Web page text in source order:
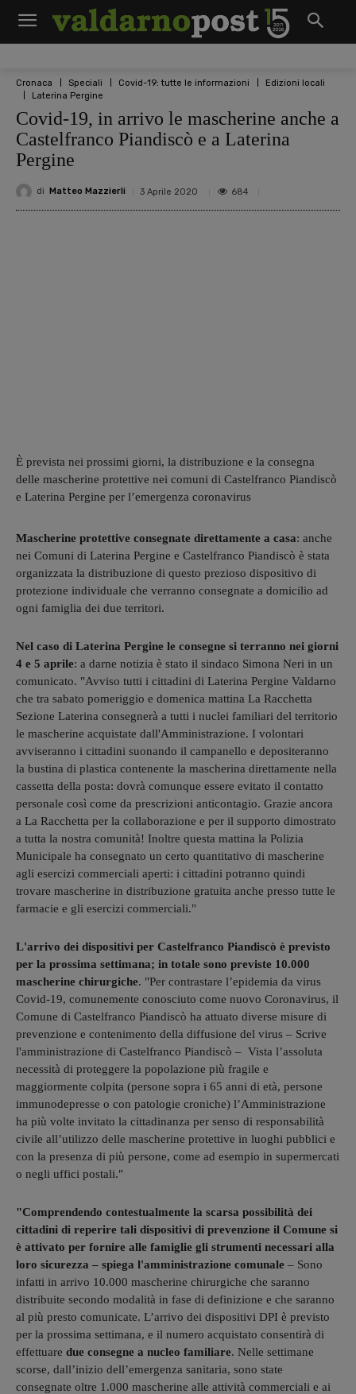
Cronaca Speciali Covid-19: tutte le informazioni
Edizioni locali
Laterina Pergine
Covid-19, in arrivo le mascherine anche a
Castelfranco Piandiscò e a Laterina
Pergine
di Matteo Mazzierli 3 Aprile 2020 684
È prevista nei prossimi giorni, la distribuzione e la consegna
delle mascherine protettive nei comuni di Castelfranco Piandiscò
e Laterina Pergine per l’emergenza coronavirus
Mascherine protettive consegnate direttamente a casa: anche
nei Comuni di Laterina Pergine e Castelfranco Piandiscò è stata
organizzata la distribuzione di questo prezioso dispositivo di
protezione individuale che verranno consegnate a domicilio ad
ogni famiglia dei due territori.
Nel caso di Laterina Pergine le consegne si terranno nei giorni
4 e 5 aprile: a darne notizia è stato il sindaco Simona Neri in un
comunicato. "Avviso tutti i cittadini di Laterina Pergine Valdarno
che tra sabato pomeriggio e domenica mattina La Racchetta
Sezione Laterina consegnerà a tutti i nuclei familiari del territorio
le mascherine acquistate dall'Amministrazione. I volontari
avviseranno i cittadini suonando il campanello e depositeranno
la bustina di plastica contenente la mascherina direttamente nella
cassetta della posta: dovrà comunque essere evitato il contatto
personale così come da prescrizioni anticontagio. Grazie ancora
a La Racchetta per la collaborazione e per il supporto dimostrato
a tutta la nostra comunità! Inoltre questa mattina la Polizia
Municipale ha consegnato un certo quantitativo di mascherine
agli esercizi commerciali aperti: i cittadini potranno quindi
trovare mascherine in distribuzione gratuita anche presso tutte le
farmacie e gli esercizi commerciali."
L'arrivo dei dispositivi per Castelfranco Piandiscò è previsto
per la prossima settimana; in totale sono previste 10.000
mascherine chirurgiche. "Per contrastare l’epidemia da virus
Covid-19, comunemente conosciuto come nuovo Coronavirus, il
Comune di Castelfranco Piandiscò ha attuato diverse misure di
prevenzione e contenimento della diffusione del virus – Scrive
l'amministrazione di Castelfranco Piandiscò – Vista l’assoluta
necessità di proteggere la popolazione più fragile e
maggiormente colpita (persone sopra i 65 anni di età, persone
immunodepresse o con patologie croniche) l’Amministrazione
ha più volte invitato la cittadinanza per senso di responsabilità
civile all’utilizzo delle mascherine protettive in luoghi pubblici e
con la presenza di più persone, come ad esempio in supermercati
o negli uffici postali."
"Comprendendo contestualmente la scarsa possibilità dei
cittadini di reperire tali dispositivi di prevenzione il Comune si
è attivato per fornire alle famiglie gli strumenti necessari alla
loro sicurezza – spiega l'amministrazione comunale – Sono
infatti in arrivo 10.000 mascherine chirurgiche che saranno
distribuite secondo modalità in fase di definizione e che saranno
al più presto comunicate. L’arrivo dei dispositivi DPI è previsto
per la prossima settimana, e il numero acquistato consentirà di
effettuare due consegne a nucleo familiare. Nelle settimane
scorse, dall’inizio dell’emergenza sanitaria, sono state
consegnate oltre 1.000 mascherine alle attività commerciali e ai